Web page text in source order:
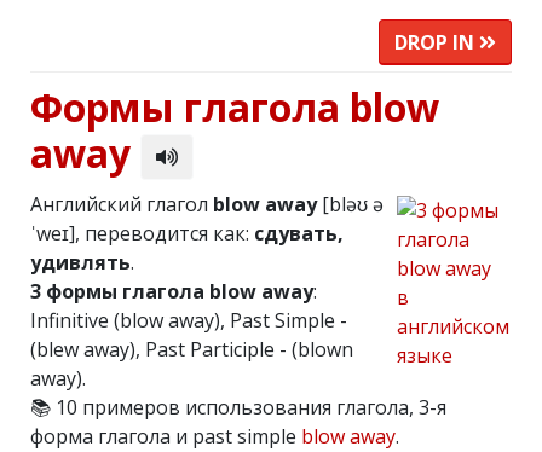
DROP IN
Формы глагола blow
away
Английский глагол blow away[bləʊ ə
ˈweɪ], переводится как: сдувать,
удивлять.
3 формы глагола blow away:
Infinitive (blow away), Past Simple -
(blew away), Past Participle - (blown
away).
📚 10 примеров использования глагола, 3-я
форма глагола и past simple blow away.